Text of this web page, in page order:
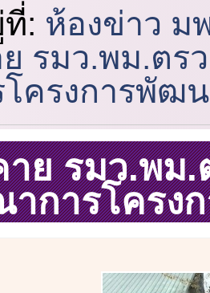
: ห้องข่าว ม
รมว.พม.ตร
ครงการพัฒ
ย รมว.พม.
าการโคร